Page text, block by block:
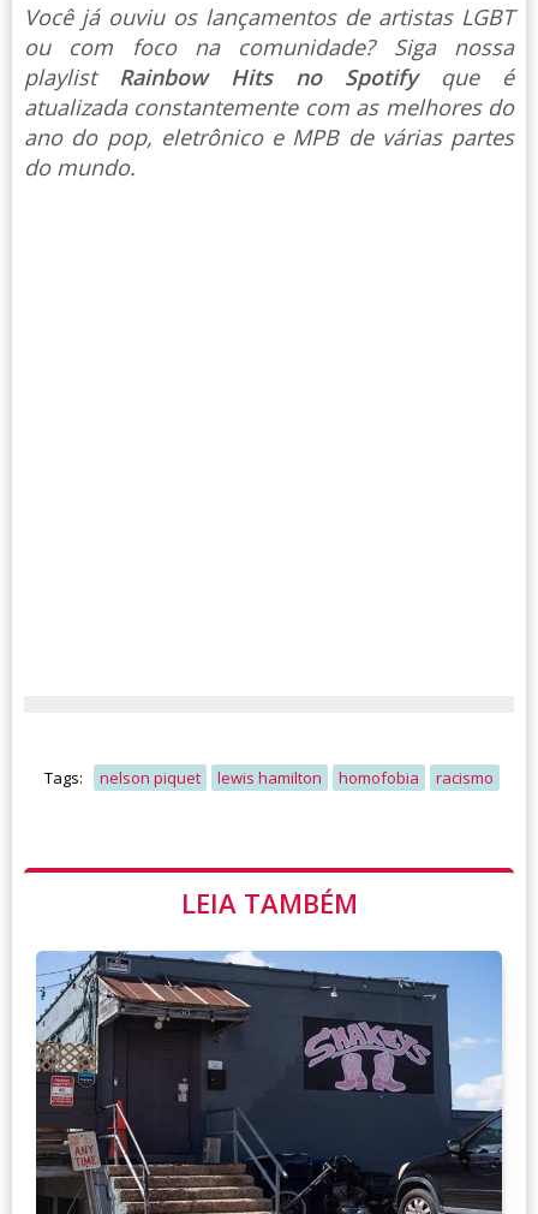
Você já ouviu os lançamentos de artistas LGBT
ou com foco na comunidade? Siga nossa
playlist Rainbow Hits no Spotify que é
atualizada constantemente com as melhores do
ano do pop, eletrônico e MPB de várias partes
do mundo.
Tags: nelson piquet lewis hamilton homofobia racismo
LEIA TAMBÉM